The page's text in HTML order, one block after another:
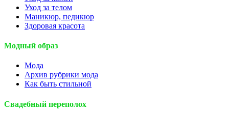
Уход за телом
Маникюр, педикюр
Здоровая красота
Модный образ
Мода
Архив рубрики мода
Как быть стильной
Свадебный переполох